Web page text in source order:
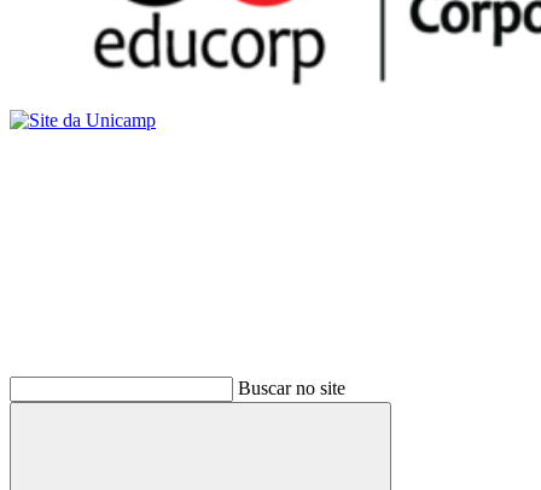
Buscar no site